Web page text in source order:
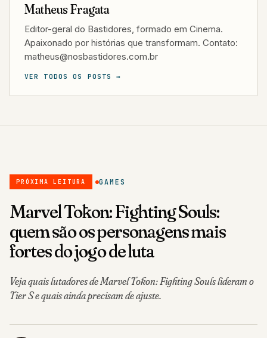
Matheus Fragata
Editor-geral do Bastidores, formado em Cinema.
Apaixonado por histórias que transformam. Contato:
matheus@nosbastidores.com.br
VER TODOS OS POSTS →
PRÓXIMA LEITURA GAMES
Marvel Tōkon: Fighting Souls:
quem são os personagens mais
fortes do jogo de luta
Veja quais lutadores de Marvel Tōkon: Fighting Souls lideram o
Tier S e quais ainda precisam de ajuste.